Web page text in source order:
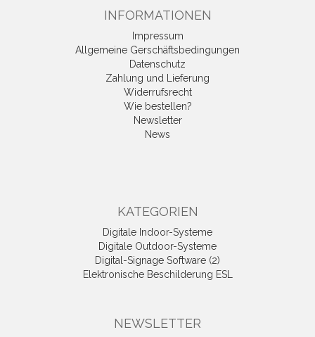
INFORMATIONEN
Impressum
Allgemeine Gerschäftsbedingungen
Datenschutz
Zahlung und Lieferung
Widerrufsrecht
Wie bestellen?
Newsletter
News
KATEGORIEN
Digitale Indoor-Systeme
Digitale Outdoor-Systeme
Digital-Signage Software (2)
Elektronische Beschilderung ESL
NEWSLETTER